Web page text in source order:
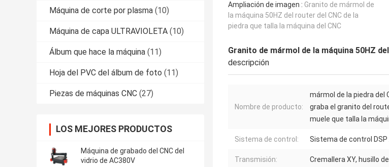
Máquina de corte por plasma (10)
Máquina de capa ULTRAVIOLETA (10)
Álbum que hace la máquina (11)
Hoja del PVC del álbum de foto (11)
Piezas de máquinas CNC (27)
LOS MEJORES PRODUCTOS
Máquina de grabado del CNC del
vidrio de AC380V
Ampliación de imagen : Granito de mármol de
la máquina 50HZ del router del CNC de la
piedra que talla la máquina del CNC
Granito de mármol de la máquina 50HZ
descripción
Nombre de producto:
mármol de la piedra del
graba el granito del
muele que talla la
Sistema de control: Sistema de control DSP
Transmisión: Cremallera XY, husillo